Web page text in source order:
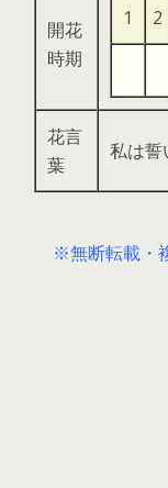
開花
時期
1 2
花言
葉
私は誓
※無断転載・